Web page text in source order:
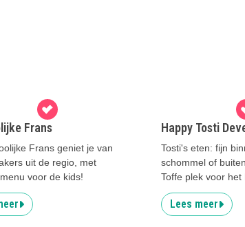
Frans
Frans geniet je van
uit de regio, met
voor de kids!
Happy Tosti
Tosti's eten: fijn
schommel of
Toffe plek voor het
Lees meer